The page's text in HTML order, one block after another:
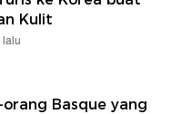
Kulit
Basque yang